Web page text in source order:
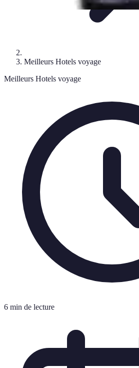
Meilleurs Hotels voyage
Meilleurs Hotels voyage
6 min de lecture